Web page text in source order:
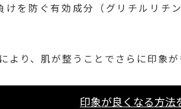
けを防ぐ有効成分（グリチルリチ
より、肌が整うことでさらに印象
印象が良くなる方法